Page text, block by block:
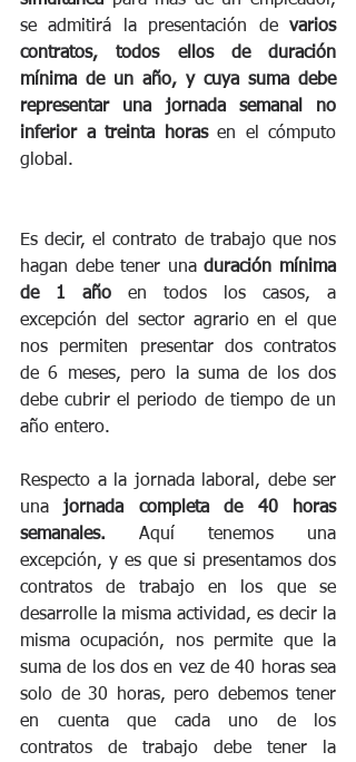
se admitirá la presentación de varios
contratos, todos ellos de duración
mínima de un año, y cuya suma debe
representar una jornada semanal no
inferior a treinta horas en el cómputo
global.
Es decir, el contrato de trabajo que nos
hagan debe tener una duración mínima
de 1 año en todos los casos, a
excepción del sector agrario en el que
nos permiten presentar dos contratos
de 6 meses, pero la suma de los dos
debe cubrir el periodo de tiempo de un
año entero.
Respecto a la jornada laboral, debe ser
una jornada completa de 40 horas
semanales. Aquí tenemos una
excepción, y es que si presentamos dos
contratos de trabajo en los que se
desarrolle la misma actividad, es decir la
misma ocupación, nos permite que la
suma de los dos en vez de 40 horas sea
solo de 30 horas, pero debemos tener
en cuenta que cada uno de los
contratos de trabajo debe tener la